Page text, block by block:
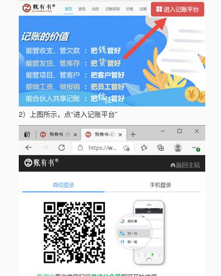
2）上图所示，点“进入记账平台”